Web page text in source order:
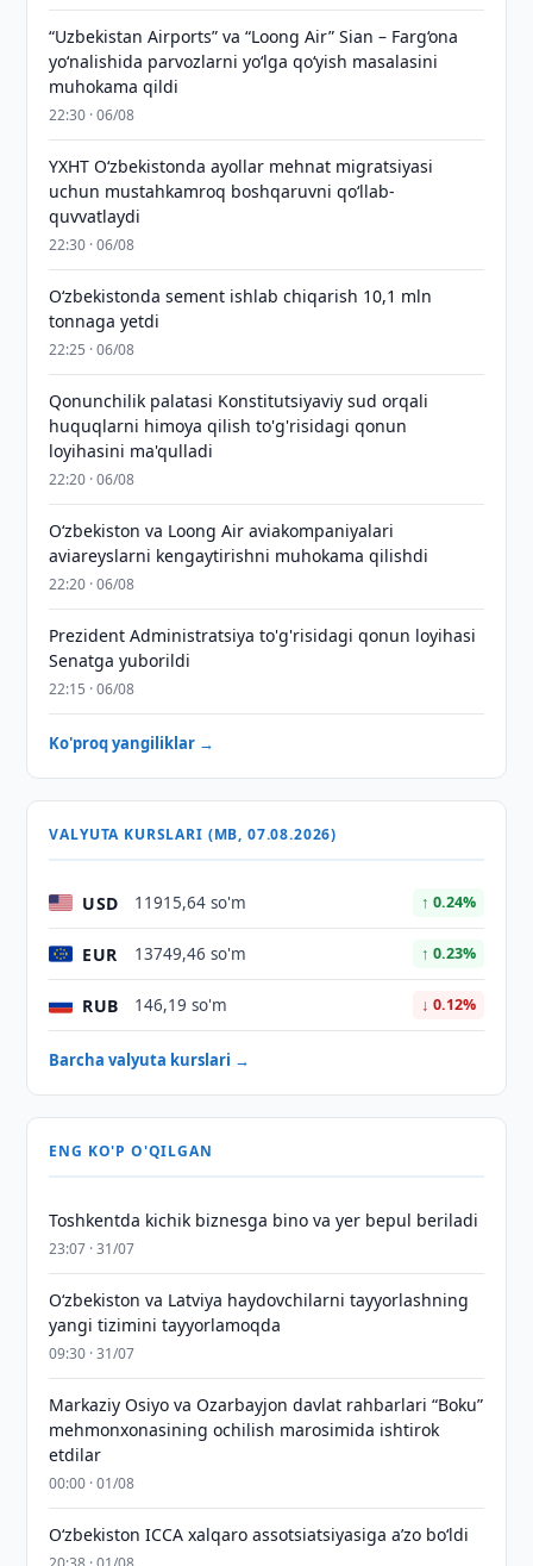
“Uzbekistan Airports” va “Loong Air” Sian – Farg‘ona
yo‘nalishida parvozlarni yo‘lga qo‘yish masalasini
muhokama qildi
22:30 · 06/08
YXHT O‘zbekistonda ayollar mehnat migratsiyasi
uchun mustahkamroq boshqaruvni qo‘llab-
quvvatlaydi
22:30 · 06/08
O‘zbekistonda sement ishlab chiqarish 10,1 mln
tonnaga yetdi
22:25 · 06/08
Qonunchilik palatasi Konstitutsiyaviy sud orqali
huquqlarni himoya qilish to'g'risidagi qonun
loyihasini ma'qulladi
22:20 · 06/08
Oʻzbekiston va Loong Air aviakompaniyalari
aviareyslarni kengaytirishni muhokama qilishdi
22:20 · 06/08
Prezident Administratsiya to'g'risidagi qonun loyihasi
Senatga yuborildi
22:15 · 06/08
Ko'proq yangiliklar →
VALYUTA KURSLARI (MB, 07.08.2026)
USD 11915,64 so'm ↑ 0.24%
EUR 13749,46 so'm ↑ 0.23%
RUB 146,19 so'm ↓ 0.12%
Barcha valyuta kurslari →
ENG KO'P O'QILGAN
Toshkentda kichik biznesga bino va yer bepul beriladi
23:07 · 31/07
Oʻzbekiston va Latviya haydovchilarni tayyorlashning
yangi tizimini tayyorlamoqda
09:30 · 31/07
Markaziy Osiyo va Ozarbayjon davlat rahbarlari “Boku”
mehmonxonasining ochilish marosimida ishtirok
etdilar
00:00 · 01/08
O‘zbekiston ICCA xalqaro assotsiatsiyasiga aʼzo bo‘ldi